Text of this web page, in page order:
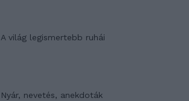
A világ legismertebb ruhái
Nyár, nevetés, anekdoták